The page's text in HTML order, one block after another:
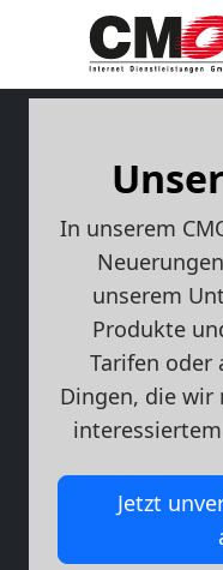
In unserem
unserem
Produkte
Tarifen oder
Dingen, die wir
Jetzt